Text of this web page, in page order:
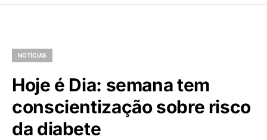
NOTÍCIAS
Hoje é Dia: semana tem
conscientização sobre risco
da diabete